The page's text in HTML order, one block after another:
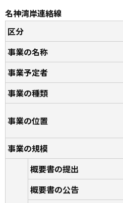
名神湾岸連絡線
区分
事業の名称
事業予定者
事業の種類
事業の位置
事業の規模
概要書の提出
概要書の公告